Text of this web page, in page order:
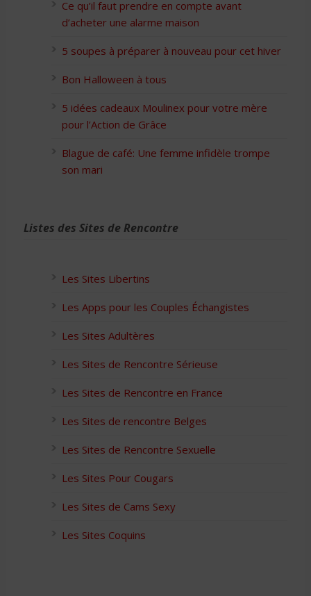
Ce qu’il faut prendre en compte avant
d’acheter une alarme maison
5 soupes à préparer à nouveau pour cet hiver
Bon Halloween à tous
5 idées cadeaux Moulinex pour votre mère
pour l’Action de Grâce
Blague de café: Une femme infidèle trompe
son mari
Listes des Sites de Rencontre
Les Sites Libertins
Les Apps pour les Couples Échangistes
Les Sites Adultères
Les Sites de Rencontre Sérieuse
Les Sites de Rencontre en France
Les Sites de rencontre Belges
Les Sites de Rencontre Sexuelle
Les Sites Pour Cougars
Les Sites de Cams Sexy
Les Sites Coquins